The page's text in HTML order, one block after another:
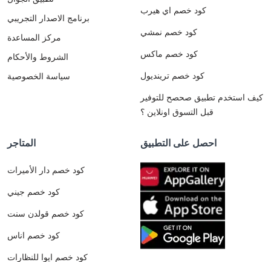
برنامج الاصدار التجريبي
مركز المساعدة
الشروط والأحكام
سياسة الخصوصية
كود خصم اي هيرب
كود خصم نمشي
كود خصم ماكس
كود خصم ترينديول
كيف استخدم تطبيق صحصح للتوفير
قبل التسوق اونلاين ؟
المتاجر
كود خصم دار الأميرات
كود خصم جيني
كود خصم قولدن سنت
كود خصم اناس
كود خصم ايوا للنظارات
احصل على التطبيق